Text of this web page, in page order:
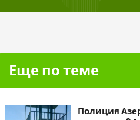
Еще по теме
Полиция